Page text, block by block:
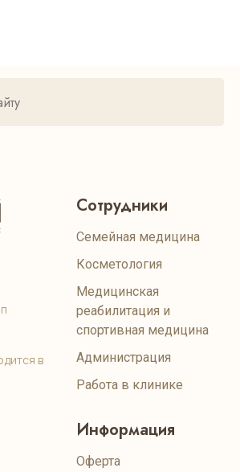
в
Сотрудники
Семейная медицина
Косметология
Медицинская
реабилитация и
спортивная медицина
Администрация
Работа в клинике
Информация
Оферта